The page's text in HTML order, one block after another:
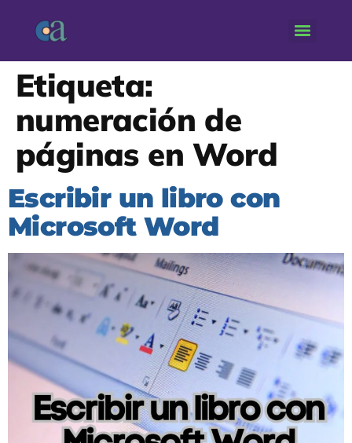
Etiqueta:
numeración de
páginas en Word
Escribir un libro con
Microsoft Word